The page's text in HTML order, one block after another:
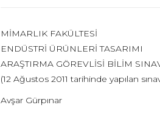
MİMARLIK FAKÜLTESİ
ENDÜSTRİ ÜRÜNLERİ TASARIMI
ARAŞTIRMA GÖREVLİSİ BİLİM
(12 Ağustos 2011 tarihinde yapılan
Avşar Gürpınar